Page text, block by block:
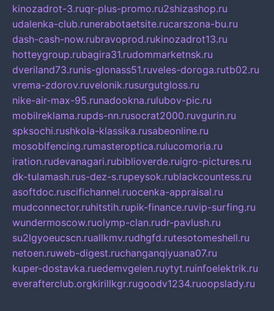
kinozadrot-3.ruqr-plus-promo.ru2shizashop.ru
udalenka-club.runerabotaetsite.rucarszona-bu.ru
dash-cash-now.rubravoprod.rukinozadrot13.ru
hotteygroup.rubagira31.rudommarketnsk.ru
dveriland73.runis-glonass51.ruveles-doroga.rutb02.ru
vrema-zdorov.ruvelonik.rusurgutgloss.ru
nike-air-max-95.runadookna.rulubov-pic.ru
mobilreklama.rupds-nn.rusocrat2000.ruvgurin.ru
spksochi.rushkola-klassika.rusabeonline.ru
mosoblfencing.rumasteroptica.rulucomoria.ru
iration.rudevanagari.rubiblioverde.ruigro-pictures.ru
dk-tulamash.rus-dez-s.rupeysok.rublackcountess.ru
asoftdoc.ruscifichannel.ruocenka-appraisal.ru
mudconnector.ruhitstih.rupik-finance.ruvip-surfing.ru
wundermoscow.ruolymp-clan.rudr-pavlush.ru
su2lgyoeucscn.ruallkmv.rudhgfd.rutesotomeshell.ru
netoen.ruweb-digest.ruchanganqiyuana07.ru
kuper-dostavka.ruedemvgelen.ruytyt.ruinfoelektrik.ru
everafterclub.orgkirillkgr.rugoodv1234.ruoopslady.ru